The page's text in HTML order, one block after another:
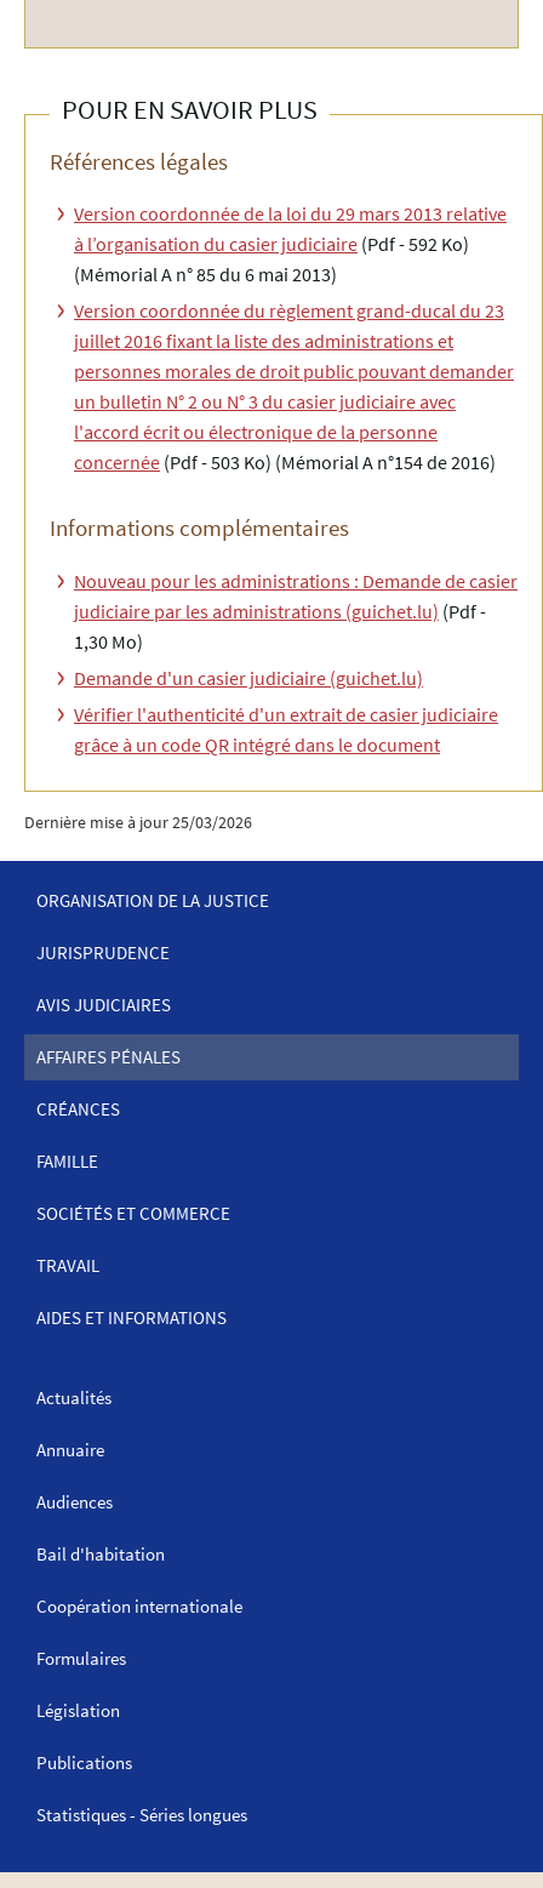
POUR EN SAVOIR PLUS
Références légales
Version coordonnée de la loi du 29 mars 2013 relative
à l’organisation du casier judiciaire (Pdf - 592 Ko)
(Mémorial A n° 85 du 6 mai 2013)
Version coordonnée du règlement grand-ducal du 23
juillet 2016 fixant la liste des administrations et
personnes morales de droit public pouvant demander
un bulletin N° 2 ou N° 3 du casier judiciaire avec
l'accord écrit ou électronique de la personne
concernée (Pdf - 503 Ko) (Mémorial A n°154 de 2016)
Informations complémentaires
Nouveau pour les administrations : Demande de casier
judiciaire par les administrations (guichet.lu) (Pdf -
1,30 Mo)
Demande d'un casier judiciaire (guichet.lu)
Vérifier l'authenticité d'un extrait de casier judiciaire
grâce à un code QR intégré dans le document
Dernière mise à jour25/03/2026
MENU
DE
NAVIGATION
ORGANISATION DE LA JUSTICE
JURISPRUDENCE
AVIS JUDICIAIRES
AFFAIRES PÉNALES
CRÉANCES
FAMILLE
SOCIÉTÉS ET COMMERCE
TRAVAIL
AIDES ET INFORMATIONS
Actualités
Annuaire
Audiences
Bail d'habitation
Coopération internationale
Formulaires
Législation
Publications
Statistiques - Séries longues